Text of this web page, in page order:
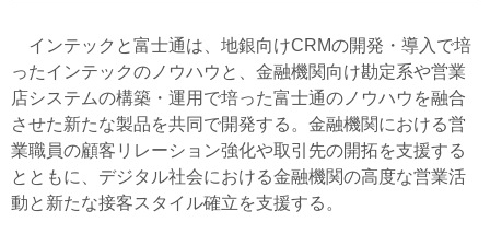
インテックと富士通は、地銀向けCRMの開発・導入で培
ったインテックのノウハウと、金融機関向け勘定系や営業
店システムの構築・運用で培った富士通のノウハウを融合
させた新たな製品を共同で開発する。金融機関における営
業職員の顧客リレーション強化や取引先の開拓を支援する
とともに、デジタル社会における金融機関の高度な営業活
動と新たな接客スタイル確立を支援する。